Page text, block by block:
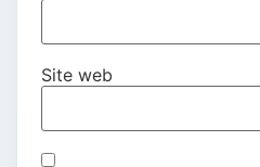
Site web